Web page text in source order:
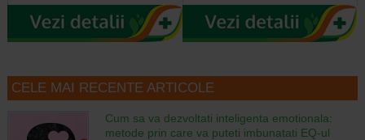
CELE MAI RECENTE ARTICOLE
Cum sa va dezvoltati inteligenta emotionala:
metode prin care va puteti imbunatati EQ-ul